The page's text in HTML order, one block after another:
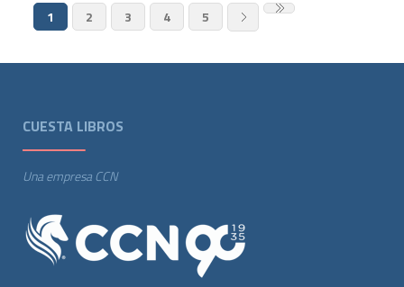
1 2 3 4 5
CUESTA LIBROS
Una empresa CCN